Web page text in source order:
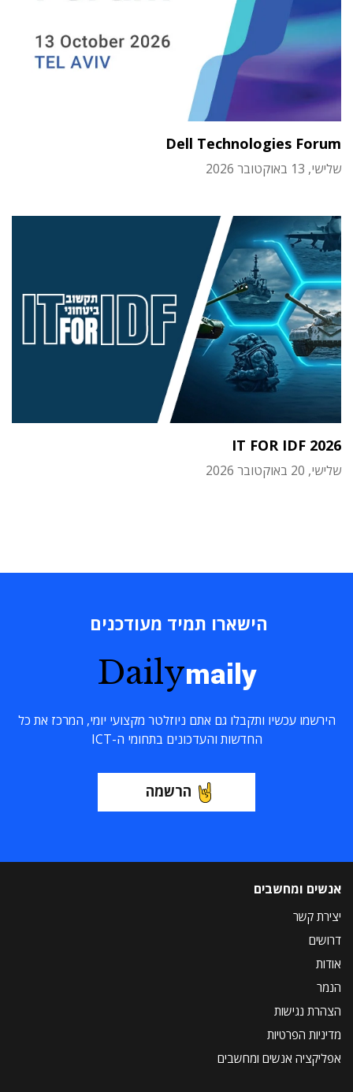
Dell Technologies Forum
שלישי, 13 באוקטובר 2026
IT FOR IDF 2026
שלישי, 20 באוקטובר 2026
הישארו תמיד מעודכנים
Dailymaily
הירשמו עכשיו ותקבלו גם אתם ניוזלטר מקצועי יומי, המרכז את כל
החדשות והעדכונים בתחומי ה-ICT
הרשמה
אנשים ומחשבים
יצירת קשר
דרושים
אודות
הנמר
הצהרת נגישות
מדיניות הפרטיות
אפליקציה אנשים ומחשבים